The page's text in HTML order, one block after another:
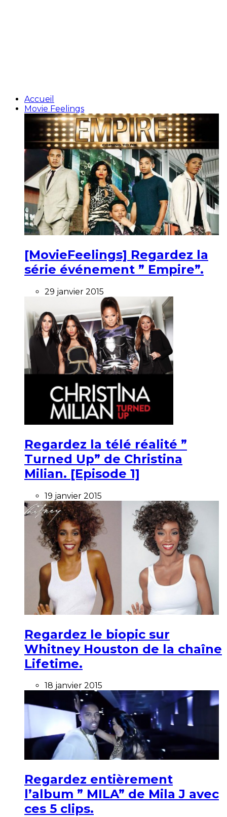
Accueil
Movie Feelings
[MovieFeelings] Regardez la
série événement ” Empire”.
29 janvier 2015
Regardez la télé réalité ”
Turned Up” de Christina
Milian. [Episode 1]
19 janvier 2015
Regardez le biopic sur
Whitney Houston de la chaîne
Lifetime.
18 janvier 2015
Regardez entièrement
l’album ” MILA” de Mila J avec
ces 5 clips.